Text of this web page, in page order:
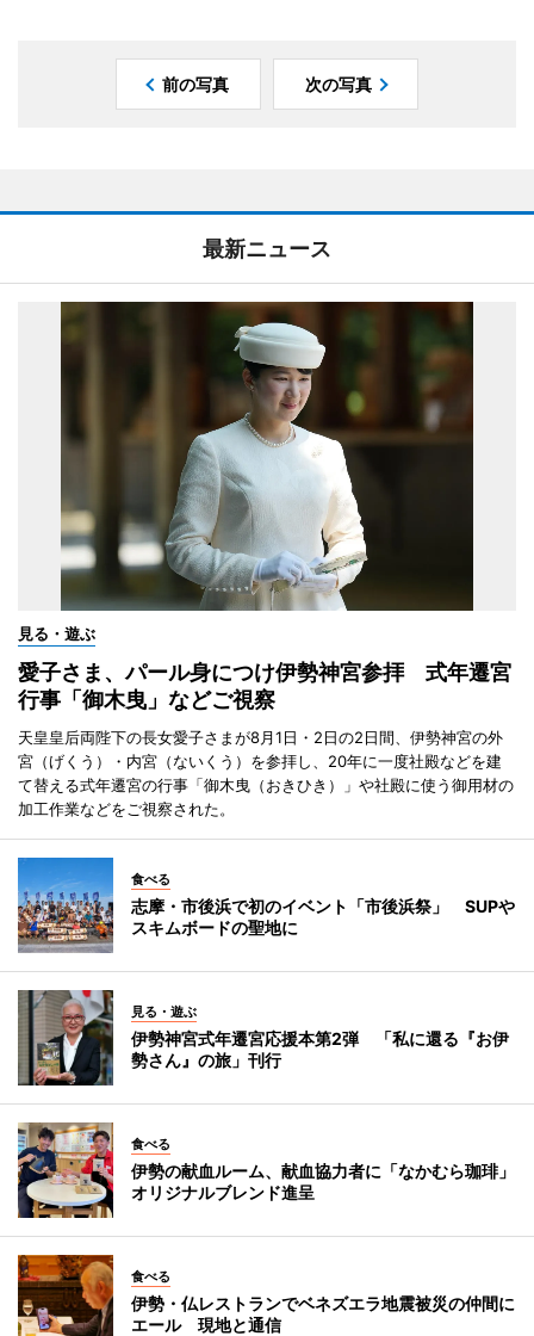
前の写真 次の写真
最新ニュース
見る・遊ぶ
愛子さま、パール身につけ伊勢神宮参拝 式年遷宮
行事「御木曳」などご視察
天皇皇后両陛下の長女愛子さまが8月1日・2日の2日間、伊勢神宮の外
宮（げくう）・内宮（ないくう）を参拝し、20年に一度社殿などを建
て替える式年遷宮の行事「御木曳（おきひき）」や社殿に使う御用材の
加工作業などをご視察された。
食べる
志摩・市後浜で初のイベント「市後浜祭」 SUPや
スキムボードの聖地に
見る・遊ぶ
伊勢神宮式年遷宮応援本第2弾 「私に還る『お伊
勢さん』の旅」刊行
食べる
伊勢の献血ルーム、献血協力者に「なかむら珈琲」
オリジナルブレンド進呈
食べる
伊勢・仏レストランでベネズエラ地震被災の仲間に
エール 現地と通信